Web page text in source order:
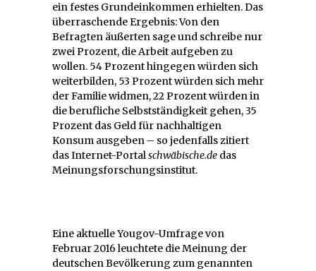
ein festes Grundeinkommen erhielten. Das
überraschende Ergebnis: Von den
Befragten äußerten sage und schreibe nur
zwei Prozent, die Arbeit aufgeben zu
wollen. 54 Prozent hingegen würden sich
weiterbilden, 53 Prozent würden sich mehr
der Familie widmen, 22 Prozent würden in
die berufliche Selbstständigkeit gehen, 35
Prozent das Geld für nachhaltigen
Konsum ausgeben – so jedenfalls zitiert
das Internet-Portalschwäbische.de das
Meinungsforschungsinstitut.
Eine aktuelle Yougov-Umfrage von
Februar 2016 leuchtete die Meinung der
deutschen Bevölkerung zum genannten